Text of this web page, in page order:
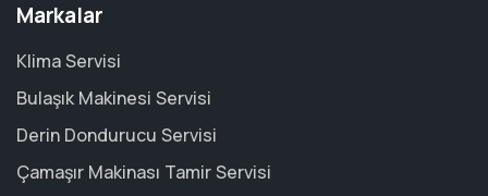
Markalar
Klima Servisi
Bulaşık Makinesi Servisi
Derin Dondurucu Servisi
Çamaşır Makinası Tamir Servisi